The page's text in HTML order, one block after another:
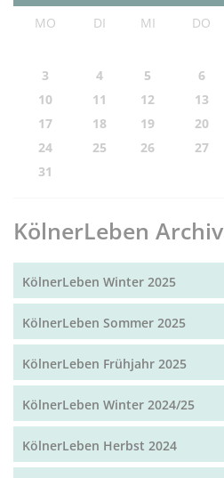
MO DI MI DO
3
4 5 6
10
11 12 13
17
18 19 20
24
25 26 27
31
KölnerLeben Archiv
KölnerLeben Winter 2025
KölnerLeben Sommer 2025
KölnerLeben Frühjahr 2025
KölnerLeben Winter 2024/25
KölnerLeben Herbst 2024